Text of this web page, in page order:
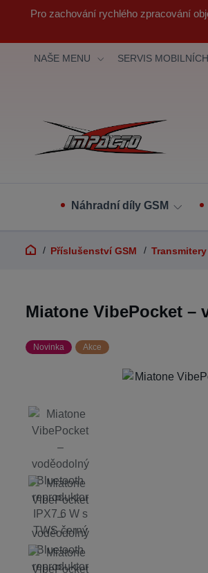
Pro zachování rychlého zpracování
NAŠE MENU SERVIS
Náhradní díly GSM
Příslušenství GSM
Miatone VibePocket –
Novinka Akce